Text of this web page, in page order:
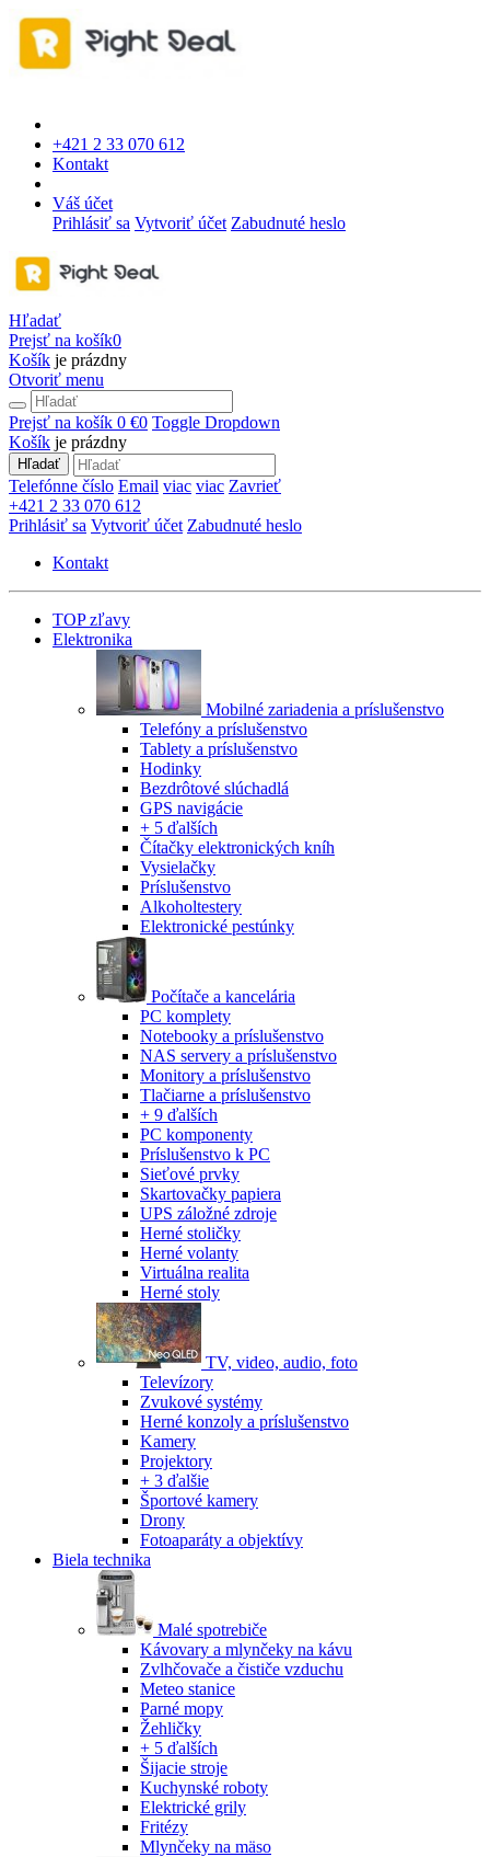
+421 2 33 070 612
Kontakt
Váš účet
Prihlásiť sa Vytvoriť účet Zabudnuté heslo
Hľadať
Prejsť na košík0
Košík je prázdny
Otvoriť menu
Prejsť na košík 0 €0 Toggle Dropdown
Košík je prázdny
Hľadať
Telefónne číslo Email viac viac Zavrieť
+421 2 33 070 612
Prihlásiť sa Vytvoriť účet Zabudnuté heslo
Kontakt
TOP zľavy
Elektronika
Mobilné zariadenia a príslušenstvo
Telefóny a príslušenstvo
Tablety a príslušenstvo
Hodinky
Bezdrôtové slúchadlá
GPS navigácie
+ 5 ďalších
Čítačky elektronických kníh
Vysielačky
Príslušenstvo
Alkoholtestery
Elektronické pestúnky
Počítače a kancelária
PC komplety
Notebooky a príslušenstvo
NAS servery a príslušenstvo
Monitory a príslušenstvo
Tlačiarne a príslušenstvo
+ 9 ďalších
PC komponenty
Príslušenstvo k PC
Sieťové prvky
Skartovačky papiera
UPS záložné zdroje
Herné stoličky
Herné volanty
Virtuálna realita
Herné stoly
TV, video, audio, foto
Televízory
Zvukové systémy
Herné konzoly a príslušenstvo
Kamery
Projektory
+ 3 ďalšie
Športové kamery
Drony
Fotoaparáty a objektívy
Biela technika
Malé spotrebiče
Kávovary a mlynčeky na kávu
Zvlhčovače a čističe vzduchu
Meteo stanice
Parné mopy
Žehličky
+ 5 ďalších
Šijacie stroje
Kuchynské roboty
Elektrické grily
Fritézy
Mlynčeky na mäso